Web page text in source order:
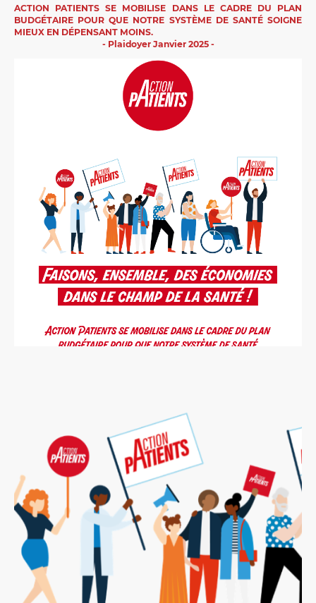
ACTION PATIENTS SE MOBILISE DANS LE CADRE DU PLAN
BUDGÉTAIRE POUR QUE NOTRE SYSTÈME DE SANTÉ SOIGNE
MIEUX EN DÉPENSANT MOINS.
- Plaidoyer Janvier 2025 -